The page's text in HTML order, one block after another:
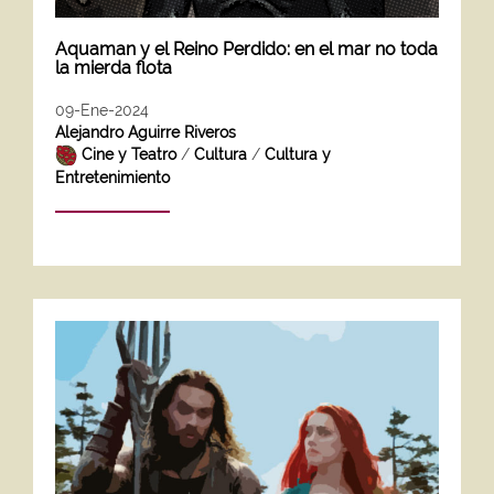
Aquaman y el Reino Perdido: en el mar no toda
la mierda flota
09-Ene-2024
Alejandro Aguirre Riveros
Cine y Teatro/ Cultura / Cultura y
Entretenimiento